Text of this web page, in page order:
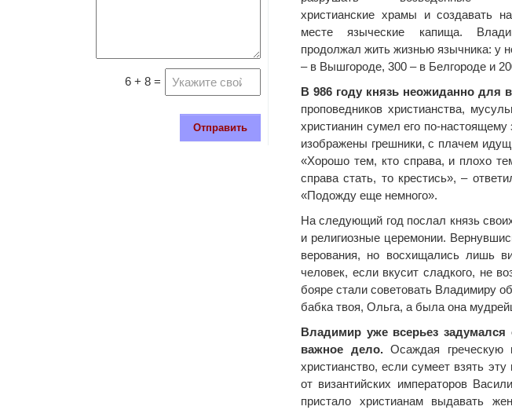
христианские храмы и создавать
месте языческие капища.
продолжал жить жизнью язычника: у
– в Вышгороде, 300 – в Белгороде и
В 986 году князь неожиданно для
проповедников христианства,
христианин сумел его по-
изображены грешники, с плачем
«Хорошо тем, кто справа, и плохо
справа стать, то крестись», –
«Подожду еще немного».
На следующий год послал князь
и религиозные церемонии.
верования, но восхищались лишь
человек, если вкусит сладкого, не
бояре стали советовать Владимиру
бабка твоя, Ольга, а была она
Владимир уже всерьез
важное дело.Осаждая греческую
христианство, если сумеет взять
от византийских императоров
пристало христианам выдавать
6 + 8 =
Отправить